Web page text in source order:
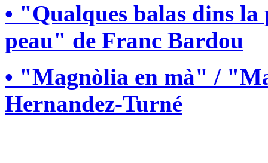
• "Qualques balas dins
peau" de Franc Bardou
• "Magnòlia en mà" /
Hernandez-Turné